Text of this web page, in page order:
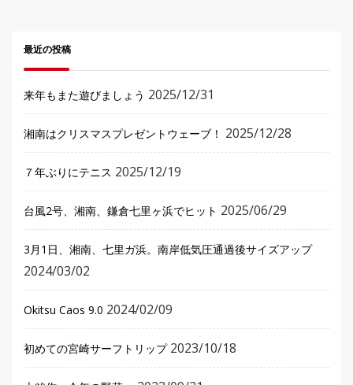
最近の投稿
来年もまた遊びましょう 2025/12/31
湘南はクリスマスプレゼントウェーブ！ 2025/12/28
７年ぶりにテニス 2025/12/19
台風2号、湘南、鎌倉七里ヶ浜でヒット 2025/06/29
3月1日、湘南、七里ガ浜。南岸低気圧通過後サイズアップ
2024/03/02
Okitsu Caos 9.0 2024/02/09
初めての宮崎サーフトリップ 2023/10/18